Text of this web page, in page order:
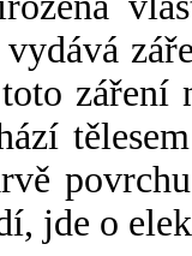
vydává
záření
jde o